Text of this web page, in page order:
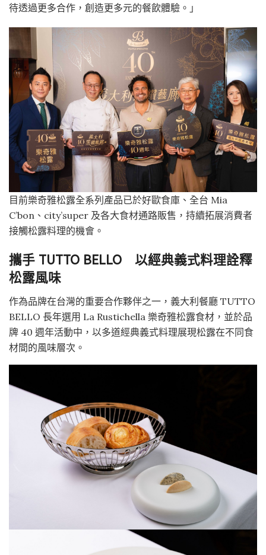
待透過更多合作，創造更多元的餐飲體驗。」
目前樂奇雅松露全系列產品已於好歐食庫、全台 Mia
C’bon、city’super 及各大食材通路販售，持續拓展消費者
接觸松露料理的機會。
攜手 TUTTO BELLO 以經典義式料理詮釋
松露風味
作為品牌在台灣的重要合作夥伴之一，義大利餐廳 TUTTO
BELLO 長年選用 La Rustichella 樂奇雅松露食材，並於品
牌 40 週年活動中，以多道經典義式料理展現松露在不同食
材間的風味層次。